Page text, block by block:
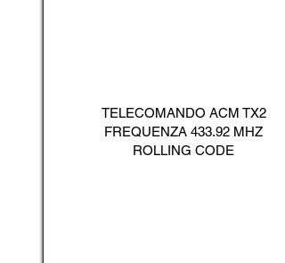
TELECOMANDO ACM TX2
FREQUENZA 433.92 MHZ
ROLLING CODE